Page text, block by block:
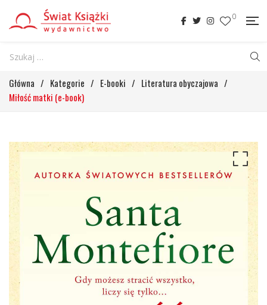
0
Główna / Kategorie / E-booki / Literatura obyczajowa /
Miłość matki (e-book)